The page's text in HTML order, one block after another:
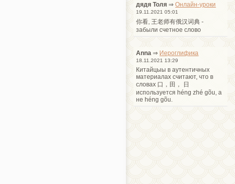
дядя Толя ⇒Онлайн-уроки
19.11.2021 05:01
你看, 王老师有俄汉词典 -
забыли счетное слово
Anna ⇒ Иероглифика
18.11.2021 13:29
Китайцыы в аутентичных
материалах считают, что в
словах 口，田， 日
используется héng zhé gõu, а
не héng gõu.